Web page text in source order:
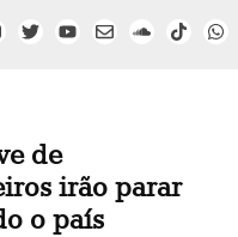
de
irão parar
o país